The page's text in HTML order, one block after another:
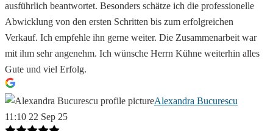
ausführlich beantwortet. Besonders schätze ich die professionelle
Abwicklung von den ersten Schritten bis zum erfolgreichen
Verkauf. Ich empfehle ihn gerne weiter. Die Zusammenarbeit war
mit ihm sehr angenehm. Ich wünsche Herrn Kühne weiterhin alles
Gute und viel Erfolg.
Alexandra Bucurescu
11:10 22 Sep 25